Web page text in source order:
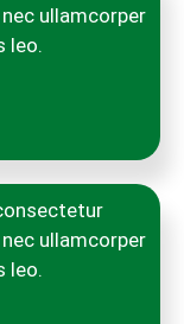
ullamcorper
leo.
ullamcorper
leo.